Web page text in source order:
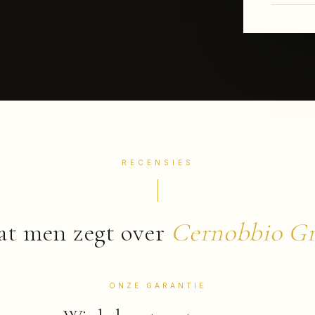
RECENSIES
men zegt over Cernobbio
ONZE GARANTIE